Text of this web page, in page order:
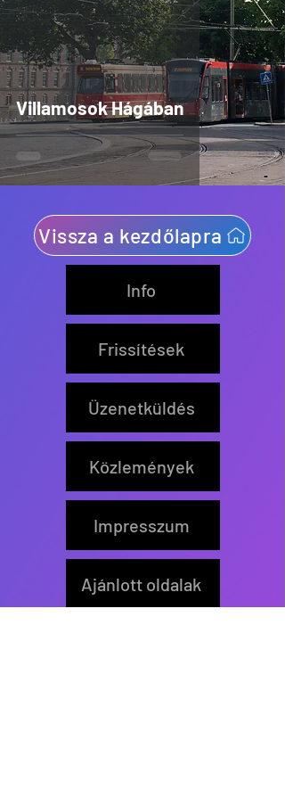
Villamosok Hágában
Vissza a kezdőlapra
Info
Frissítések
Üzenetküldés
Közlemények
Impresszum
Ajánlott oldalak